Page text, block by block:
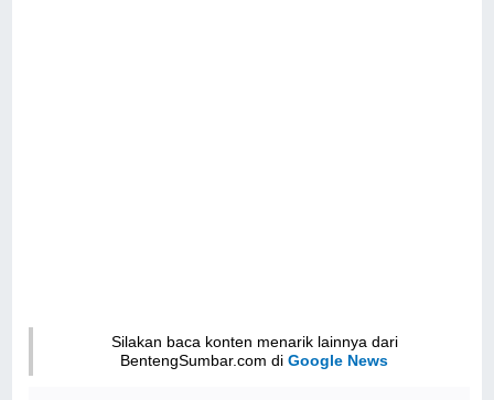
Silakan baca konten menarik lainnya dari
BentengSumbar.com diGoogle News